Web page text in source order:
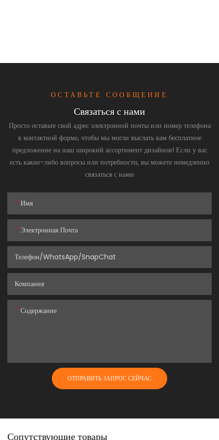
ОСТАВЬТЕ СООБЩЕНИЕ
Связаться с нами
Просто оставьте свой адрес электронной почты или номер телефона
в контактной форме, чтобы мы могли выслать вам бесплатное
предложение на наш широкий ассортимент дизайнов! Если у вас
есть какие-либо вопросы или потребности, вы можете немедленно
связаться с нами
Имя
Электронная Почта
Телефон/WhatsApp/SnapChat
Компания
Содержание
ОТПРАВИТЬ ЗАПРОС СЕЙЧАС
Сопутствующие товары